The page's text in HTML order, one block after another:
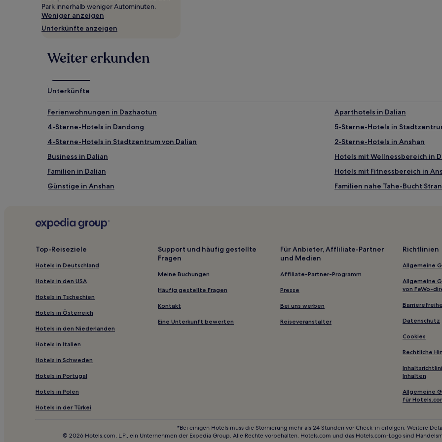
gefunden
wurde.
und
sich
zusätzliche
gelten.
Park innerhalb weniger Autominuten.
Weniger anzeigen
Unterkünfte anzeigen
Weiter erkunden
Unterkünfte
Ferienwohnungen in Dazhaotun
Aparthotels in Dalian
4-Sterne-Hotels in Dandong
5-Sterne-Hotels in
4-Sterne-Hotels in Stadtzentrum von Dalian
2-Sterne-Hotels in Anshan
Business in Dalian
Hotels mit Wellnessbereich in
Familien in Dalian
Hotels mit Fitnessbereich in
Günstige in Anshan
Familien nahe Tahe-Bucht
Panshan Hotels
Xingcheng Hotels
Hotels nahe Stadion von Panjin
Hotels nahe Xinghai Square
Hotels nahe Bahnhof
Hotels nahe Sanshantiao-Schlucht
Hotels nahe Dalishu-Dorf
Hotels nahe Panjin-Seepark
Hotels nahe Hang Lung Plaza
Hotels nahe Alte Stadt Xingcheng
Bezirk Zhen An: Hotels
Hotels nahe Pulandian Weißer Wolkenberg
Hotels nahe Schweineinsel
Hotels nahe Station DD Port
Hotels nahe Wanxiang-Tempel
Hotels nahe Xijia Hezi Haibin
Hotels nahe Marinewaffenmuseum
Donggang Hotels
Hotels nahe Wandmalereien
Top-Reiseziele
Hotels in Deutschland
Hotels in den USA
Hotels in Tschechien
Hotels in Österreich
Hotels in den Niederlanden
Hotels in Italien
Hotels in Schweden
Hotels in Portugal
Hotels in Polen
Hotels in der Türkei
Support und häufig gestellte
Fragen
Meine Buchungen
Häufig gestellte Fragen
Kontakt
Eine Unterkunft bewerten
Für Anbieter, Affliliate-Partner
und Medien
Affiliate-Partner-Programm
Presse
Bei uns werben
Reiseveranstalter
Richtlinien
Allgemeine
Allgemeine
von FeWo-
Datenschutz
Cookies
Rechtliche
Inhalten
Allgemeine
für
*Bei einigen Hotels muss die Stornierung mehr als 24 Stunden vor Check-in erfolgen. Weitere
© 2026 Hotels.com, L.P., ein Unternehmen der Expedia Group. Alle Rechte vorbehalten. Hotels.com und das Hotels.com-Logo sind